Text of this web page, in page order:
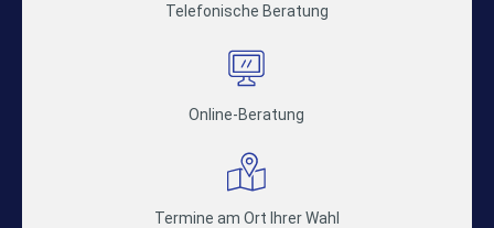
Telefonische Beratung
Online-Beratung
Termine am Ort Ihrer Wahl